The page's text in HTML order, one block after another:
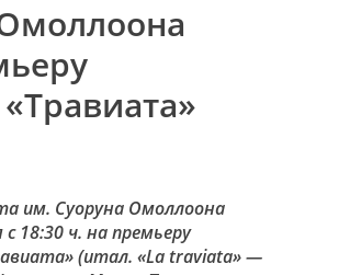
им. Суоруна Омоллоона
18:30 ч. на премьеру
(итал. «La traviata» —